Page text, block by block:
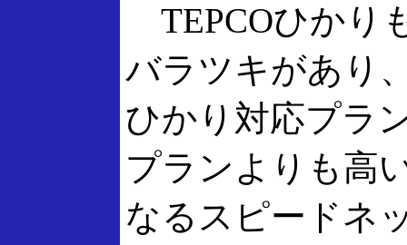
TEPCOひかり
バラツキがあり
ひかり対応プラ
プランよりも高
なるスピードネ